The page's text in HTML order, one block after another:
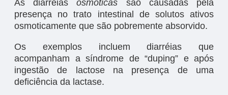
As diarréiasosmóticas são causadas pela
presença no trato intestinal de solutos ativos
osmoticamente que são pobremente absorvido.
Os exemplos incluem diarréias que
acompanham a síndrome de “duping” e após
ingestão de lactose na presença de uma
deficiência da lactase.